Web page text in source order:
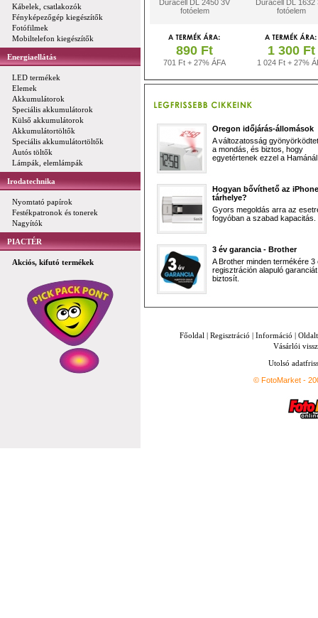
Kábelek, csatlakozók
Fényképezőgép kiegészítők
Fotófilmek
Mobiltelefon kiegészítők
Energiaellátás
LED termékek
Elemek
Akkumulátorok
Speciális akkumulátorok
Külső akkumulátorok
Akkumulátortöltők
Speciális akkumulátortöltők
Autós töltők
Lámpák, elemlámpák
Irodatechnika
Nyomtató papírok
Festékpatronok és tonerek
Nagyítók
PIACTÉR
Akciós, kifutó termékek
Duracell DL 2450 3V
fotóelem
Duracell DL 1632
fotóelem
890 Ft
701 Ft + 27% ÁFA
1 300 Ft
1 024 Ft + 27%
Oregon időjárás-állomások
A változatosság
a mondás, és biztos, hogy
egyetértenek ezzel a
Hogyan bővíthető az iPhone
tárhelye?
Gyors megoldás arra az
fogyóban a szabad kapacitás.
3 év garancia - Brother
A Brother minden termékére 3
regisztráción alapuló garanciát
biztosít.
Főoldal | Regisztráció | Információ |
Vásárlói
Utolsó
© FotoMarket -